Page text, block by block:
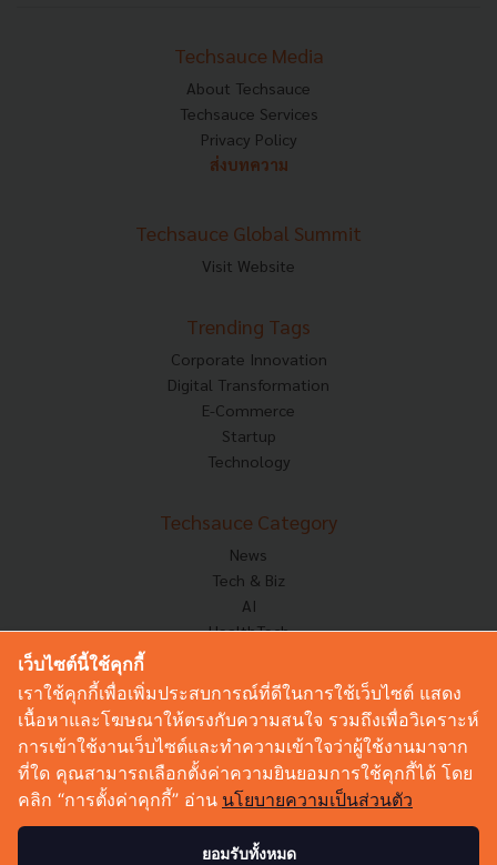
Techsauce Media
About Techsauce
Techsauce Services
Privacy Policy
ส่งบทความ
Techsauce Global Summit
Visit Website
Trending Tags
Corporate Innovation
Digital Transformation
E-Commerce
Startup
Technology
Techsauce Category
News
Tech & Biz
AI
HealthTech
Corp Innov
Saucy Thoughts
Sustainable
Videos
Podcast
เว็บไซต์นี้ใช้คุกกี้
เราใช้คุกกี้เพื่อเพิ่มประสบการณ์ที่ดีในการใช้เว็บไซต์ แสดง
เนื้อหาและโฆษณาให้ตรงกับความสนใจ รวมถึงเพื่อวิเคราะห์
การเข้าใช้งานเว็บไซต์และทำความเข้าใจว่าผู้ใช้งานมาจาก
ที่ใด คุณสามารถเลือกตั้งค่าความยินยอมการใช้คุกกี้ได้ โดย
คลิก “การตั้งค่าคุกกี้” อ่าน นโยบายความเป็นส่วนตัว
ยอมรับทั้งหมด